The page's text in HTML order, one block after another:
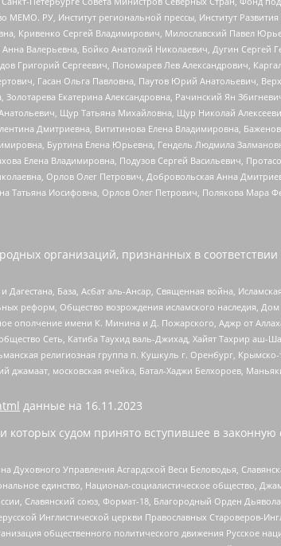
МЕМО. РУ, Институт региональной прессы, Институт
Кривенко Сергей Владимирович, Милославский Павел
Валерьевна, Бойко Анатолий Николаевич, Дугин
Сергеевич, Пономарев Лев Александрович,
Гасан Ольга Павловна, Паутов Юрий Анатольевич,
Екатерина Александровна, Рачинский Ян
Щур Татьяна Михайловна, Щур Николай
Дмитриевна, Вититинова Елена Владимировна,
Буртина Елена Юрьевна, Гендель Людмила
Елена Владимировна, Подузов Сергей Васильевич,
Орлов Олег Петрович, Добровольская Анна
Иосифовна, Орлов Олег Петрович, Полякова Мара
организаций, признанных в соответствии
База, Асбат аль-Ансар, Священная война,
реформ, Общество возрождения исламского наследия,
ополчение имени К. Минина и Д. Пожарского, Аджр от
Сеть, Катиба Таухид валь-Джихад, Хайят Тахрир
религиозная группа п. Кушкуль г. Оренбург,
московская ячейка, Батал-Хаджи Белхороев,
данные на 16.11.2023
судом принято вступившее в
Управления Асгардской Веси Беловодья,
единство, Национал-социалистическое общество,
Славянский союз, Формат-18, Благородный Орден
Инглистической церкви Православных Староверов-
общественного политического движения Русское